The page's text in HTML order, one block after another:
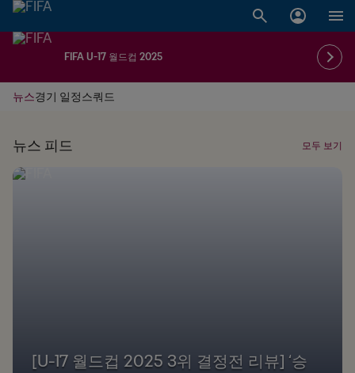
FIFA U-17 월드컵 2025
뉴스경기 일정스쿼드
뉴스 피드 모두 보기
[U-17 월드컵 2025 3위 결정전 리뷰] ‘승